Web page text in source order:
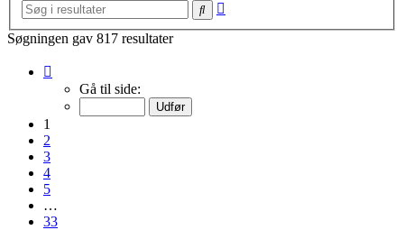
Søg
Søgningen gav 817 resultater
Gå til side:
1
2
3
4
5
…
33